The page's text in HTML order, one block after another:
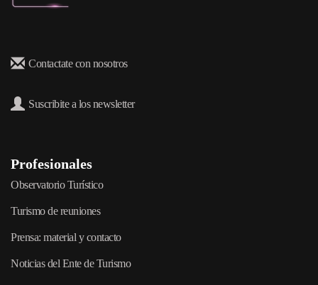
Contactate con nosotros
Suscribite a los newsletter
Profesionales
Observatorio Turístico
Turismo de reuniones
Prensa: material y contacto
Noticias del Ente de Turismo